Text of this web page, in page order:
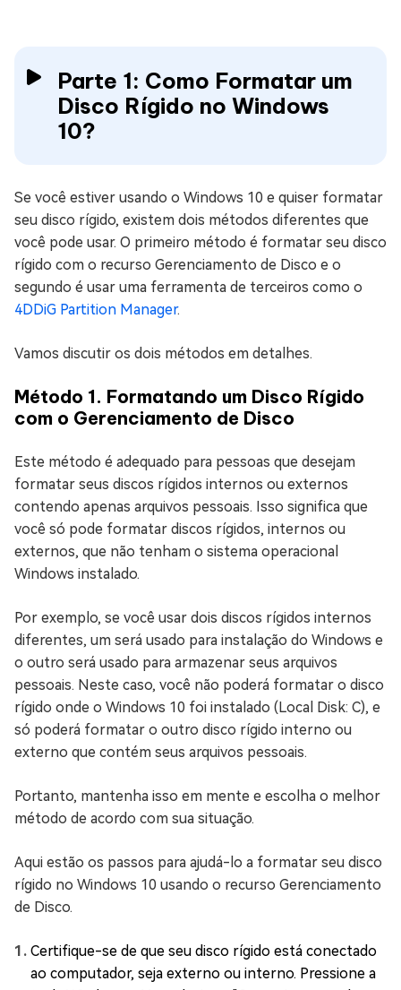
Parte 1: Como Formatar um
Disco Rígido no Windows
10?
Se você estiver usando o Windows 10 e quiser formatar
seu disco rígido, existem dois métodos diferentes que
você pode usar. O primeiro método é formatar seu disco
rígido com o recurso Gerenciamento de Disco e o
segundo é usar uma ferramenta de terceiros como o
4DDiG Partition Manager.
Vamos discutir os dois métodos em detalhes.
Método 1. Formatando um Disco Rígido
com o Gerenciamento de Disco
Este método é adequado para pessoas que desejam
formatar seus discos rígidos internos ou externos
contendo apenas arquivos pessoais. Isso significa que
você só pode formatar discos rígidos, internos ou
externos, que não tenham o sistema operacional
Windows instalado.
Por exemplo, se você usar dois discos rígidos internos
diferentes, um será usado para instalação do Windows e
o outro será usado para armazenar seus arquivos
pessoais. Neste caso, você não poderá formatar o disco
rígido onde o Windows 10 foi instalado (Local Disk: C), e
só poderá formatar o outro disco rígido interno ou
externo que contém seus arquivos pessoais.
Portanto, mantenha isso em mente e escolha o melhor
método de acordo com sua situação.
Aqui estão os passos para ajudá-lo a formatar seu disco
rígido no Windows 10 usando o recurso Gerenciamento
de Disco.
Certifique-se de que seu disco rígido está conectado
ao computador, seja externo ou interno. Pressione a